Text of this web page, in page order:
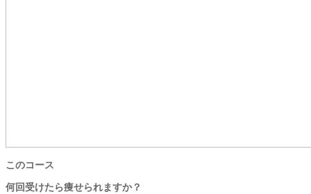
このコース
何回受けたら痩せられますか？